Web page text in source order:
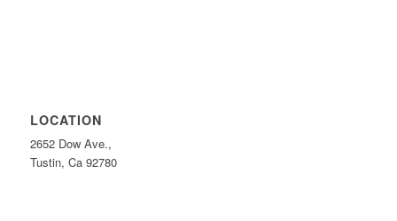
LOCATION
2652 Dow Ave.,
Tustin, Ca 92780